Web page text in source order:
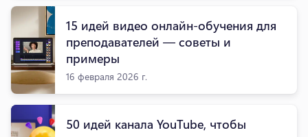
15 идей видео онлайн-обучения для
преподавателей — советы и
примеры
16 февраля 2026 г.
50 идей канала YouTube, чтобы